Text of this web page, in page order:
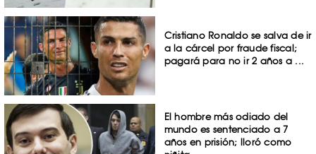
Cristiano Ronaldo se salva de ir
a la cárcel por fraude fiscal;
pagará para no ir 2 años a ...
El hombre más odiado del
mundo es sentenciado a 7
años en prisión; lloró como